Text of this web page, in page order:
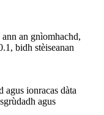
an gnìomhachd,
bidh stèiseanan
agus ionracas dàta
agus